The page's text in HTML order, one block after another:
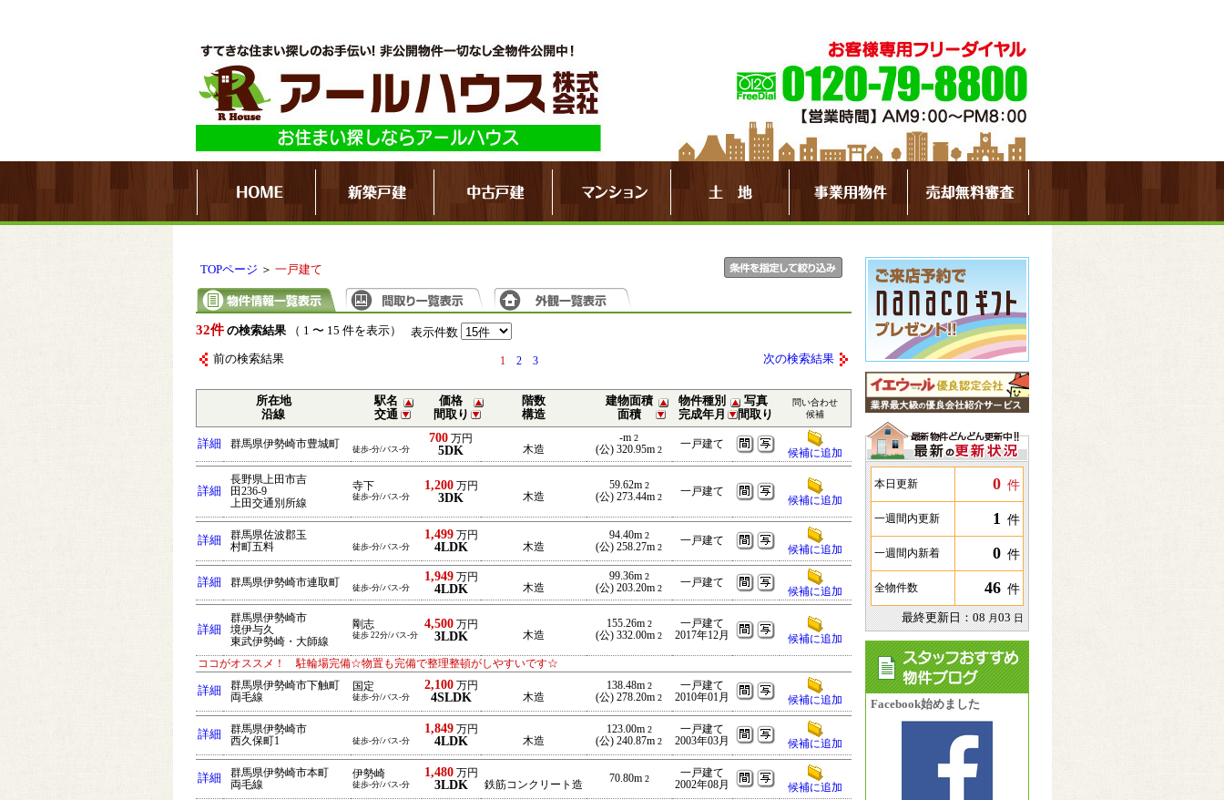
本日更新 0 件
一週間内更新 1 件
一週間内新着 0 件
全物件数 46 件
最終更新日：08 月03 日
Facebook始めました
TOPページ ＞ 一戸建て
32件 の検索結果（ 1 〜 15 件を表示） 表示件数
前の検索結果 1 2 3 次の検索結果
所在地
沿線
駅名
交通
価格
間取り
階数
構造
建物面積
面積
物件種別
完成年月
写真
間取り
問い合わせ
候補
詳細 群馬県伊勢崎市豊城町 徒歩-分/バス-分
700 万円
5DK 木造
-m 2
(公) 320.95m 2
一戸建て
候補に追加
詳細
長野県上田市吉
田236-9
上田交通別所線
寺下
徒歩-分/バス-分
1,200万円
3DK 木造
59.62m 2
(公) 273.44m 2
一戸建て
候補に追加
詳細
群馬県佐波郡玉
村町五料
徒歩-分/バス-分
1,499万円
4LDK 木造
94.40m 2
(公) 258.27m 2
一戸建て
候補に追加
詳細 群馬県伊勢崎市連取町 徒歩-分/バス-分
1,949万円
4LDK 木造
99.36m 2
(公) 203.20m 2
一戸建て
候補に追加
詳細
群馬県伊勢崎市
境伊与久
東武伊勢崎・大師線
剛志
徒歩 22分/バス-分
4,500万円
3LDK 木造
155.26m 2
(公) 332.00m 2
一戸建て
2017年12月
候補に追加
ココがオススメ！ 駐輪場完備☆物置も完備で整理整頓がしやすいです☆
詳細
群馬県伊勢崎市下触町
両毛線
国定
徒歩-分/バス-分
2,100万円
4SLDK 木造
138.48m 2
(公) 278.20m 2
一戸建て
2010年01月
候補に追加
詳細
群馬県伊勢崎市
西久保町1
徒歩-分/バス-分
1,849万円
4LDK 木造
123.00m 2
(公) 240.87m 2
一戸建て
2003年03月
候補に追加
詳細
群馬県伊勢崎市本町
両毛線
伊勢崎
徒歩-分/バス-分
1,480万円
3LDK 鉄筋コンクリート造
70.80m 2
一戸建て
2002年08月
候補に追加